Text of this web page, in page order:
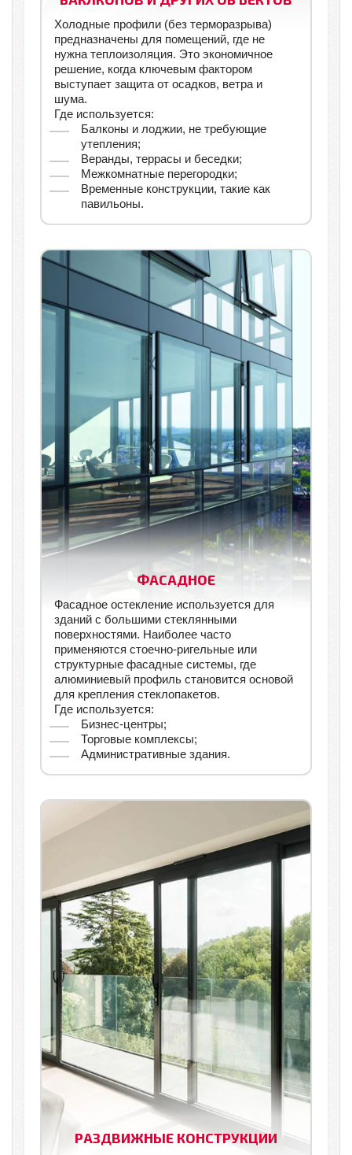
Холодные профили (без терморазрыва)
предназначены для помещений, где не
нужна теплоизоляция. Это экономичное
решение, когда ключевым фактором
выступает защита от осадков, ветра и
шума.
Где используется:
Балконы и лоджии, не требующие
утепления;
Веранды, террасы и беседки;
Межкомнатные перегородки;
Временные конструкции, такие как
павильоны.
ФАСАДНОЕ
Фасадное остекление используется для
зданий с большими стеклянными
поверхностями. Наиболее часто
применяются стоечно-ригельные или
структурные фасадные системы, где
алюминиевый профиль становится основой
для крепления стеклопакетов.
Где используется:
Бизнес-центры;
Торговые комплексы;
Административные здания.
РАЗДВИЖНЫЕ КОНСТРУКЦИИ